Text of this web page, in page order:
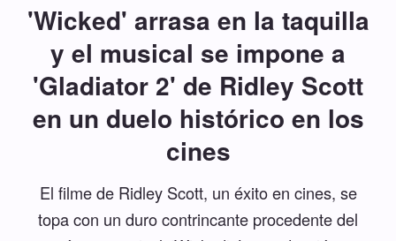
'Wicked' arrasa en la taquilla
y el musical se impone a
'Gladiator 2' de Ridley Scott
en un duelo histórico en los
cines
El filme de Ridley Scott, un éxito en cines, se
topa con un duro contrincante procedente del